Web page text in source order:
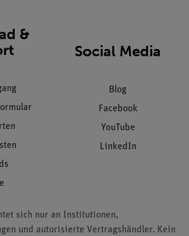
&
Social Media
Blog
Facebook
YouTube
LinkedIn
sich nur an Institutionen,
und autorisierte Vertragshändler. Kein